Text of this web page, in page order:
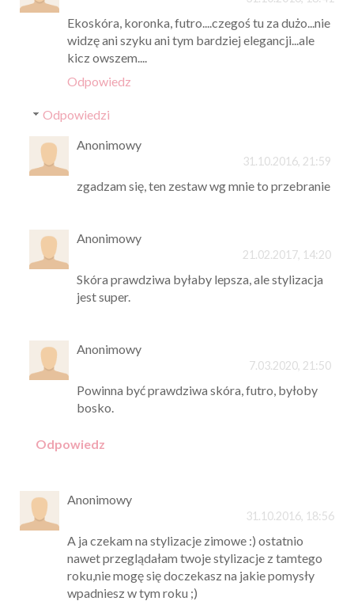
Ekoskóra, koronka, futro....czegoś tu za dużo...nie
widzę ani szyku ani tym bardziej elegancji...ale
kicz owszem....
Odpowiedz
Odpowiedzi
Anonimowy
31.10.2016, 21:59
zgadzam się, ten zestaw wg mnie to przebranie
Anonimowy
21.02.2017, 14:20
Skóra prawdziwa byłaby lepsza, ale stylizacja
jest super.
Anonimowy
7.03.2020, 21:50
Powinna być prawdziwa skóra, futro, byłoby
bosko.
Odpowiedz
Anonimowy
31.10.2016, 18:56
A ja czekam na stylizacje zimowe :) ostatnio
nawet przeglądałam twoje stylizacje z tamtego
roku,nie mogę się doczekasz na jakie pomysły
wpadniesz w tym roku ;)